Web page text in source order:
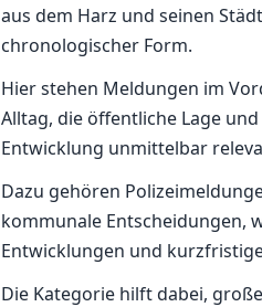
aus dem Harz und seinen
chronologischer Form.
Hier stehen Meldungen im
Alltag, die öffentliche Lage
Entwicklung unmittelbar
Dazu gehören
kommunale Entscheidungen,
Entwicklungen und
Die Kategorie hilft dabei,